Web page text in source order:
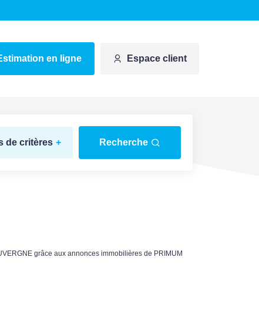
en ligne Espace client
de critères + Recherche
grâce aux annonces immobilières de PRIMUM